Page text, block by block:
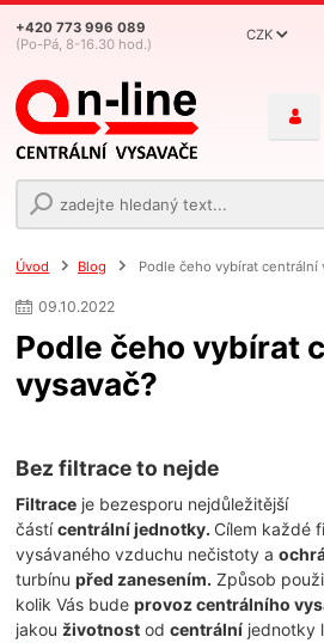
CZK
+420 773 996 089
(Po-Pá, 8-16.30 hod.)
Úvod Blog Podle čeho vybírat centrální
09.10.2022
Podle čeho vybírat
vysavač?
Bez filtrace to nejde
Filtrace je bezesporu nejdůležitější
částícentrálníjednotky. Cílem každé
vysávaného vzduchu nečistoty a
turbínupřed zanesením. Způsob
kolik Vás budeprovoz centrálního
jakou životnost odcentrální jednotky